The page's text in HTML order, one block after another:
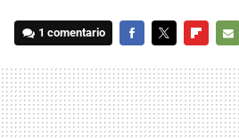
1 comentario